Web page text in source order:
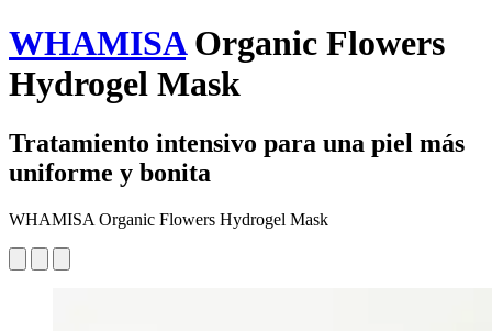
WHAMISAOrganic Flowers
Hydrogel Mask
Tratamiento intensivo para una piel más
uniforme y bonita
WHAMISA Organic Flowers Hydrogel Mask